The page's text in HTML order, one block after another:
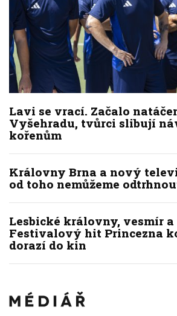
Lavi se vrací. Začalo
Vyšehradu, tvůrci slibují
kořenům
Královny Brna a nový
od toho nemůžeme
Lesbické královny, vesmír
Festivalový hit Princezna
dorazí do kin